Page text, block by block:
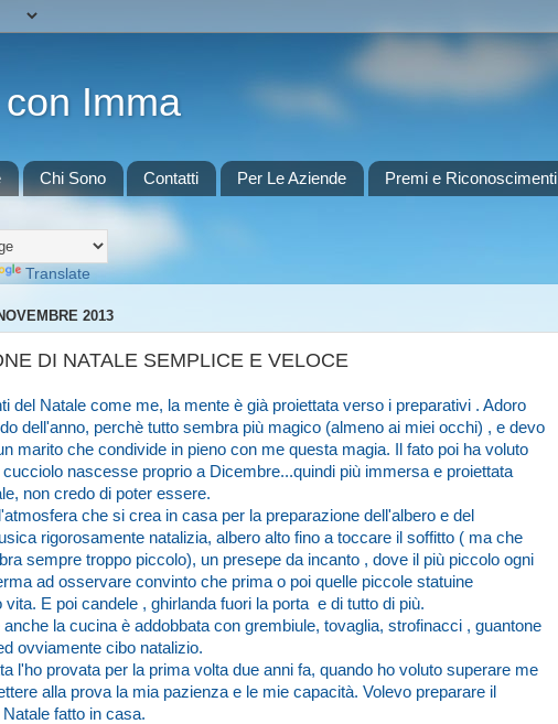
Imma
Chi Sono Contatti Per Le Aziende Premi e Riconoscimenti
Translate
2013
DI NATALE SEMPLICE E VELOCE
del Natale come me, la mente è già proiettata verso i preparativi . Adoro
dell'anno, perchè tutto sembra più magico (almeno ai miei occhi) , e devo
marito che condivide in pieno con me questa magia. Il fato poi ha voluto
nascesse proprio a Dicembre...quindi più immersa e proiettata
non credo di poter essere.
che si crea in casa per la preparazione dell'albero e del
rigorosamente natalizia, albero alto fino a toccare il soffitto ( ma che
sempre troppo piccolo), un presepe da incanto , dove il più piccolo ogni
ad osservare convinto che prima o poi quelle piccole statuine
vita. E poi candele , ghirlanda fuori la porta e di tutto di più.
la cucina è addobbata con grembiule, tovaglia, strofinacci , guantone
ovviamente cibo natalizio.
l'ho provata per la prima volta due anni fa, quando ho voluto superare me
alla prova la mia pazienza e le mie capacità. Volevo preparare il
fatto in casa.